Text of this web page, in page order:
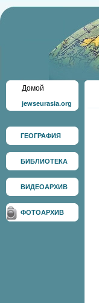
Домой
jewseurasia.org
ГЕОГРАФИЯ
БИБЛИОТЕКА
ВИДЕОАРХИВ
ФОТОАРХИВ